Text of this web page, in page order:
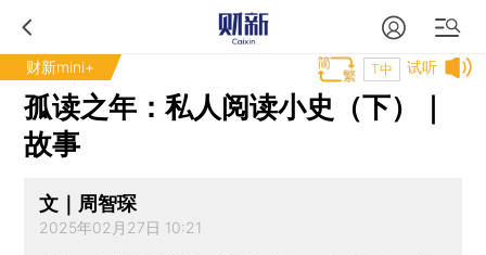
财新mini+ 试听
T中
孤读之年：私人阅读小史（下）｜
故事
文｜周智琛
2025年02月27日 10:21